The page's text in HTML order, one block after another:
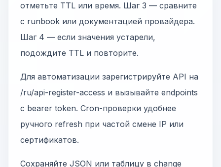
отметьте TTL или время. Шаг 3 — сравните
с runbook или документацией провайдера.
Шаг 4 — если значения устарели,
подождите TTL и повторите.
Для автоматизации зарегистрируйте API на
/ru/api-register-access и вызывайте endpoints
с bearer token. Cron-проверки удобнее
ручного refresh при частой смене IP или
сертификатов.
Сохраняйте JSON или таблицу в change